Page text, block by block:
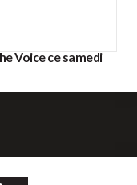
Voice ce samedi